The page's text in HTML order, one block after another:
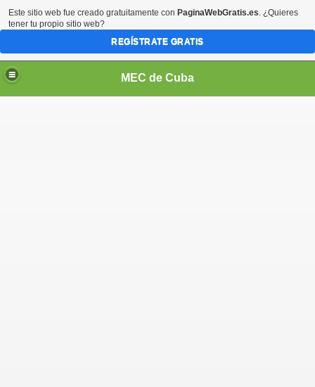
MEC de Cuba
Este sitio web fue creado gratuitamente con PaginaWebGratis.es. ¿Quieres
tener tu propio sitio web?
REGÍSTRATE GRATIS